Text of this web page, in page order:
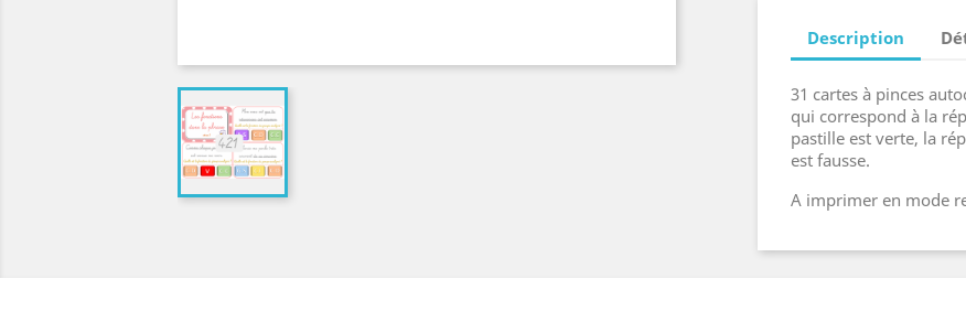
Description
31 cartes à pinces
qui correspond à la
pastille est verte, la
est fausse.
A imprimer en mode